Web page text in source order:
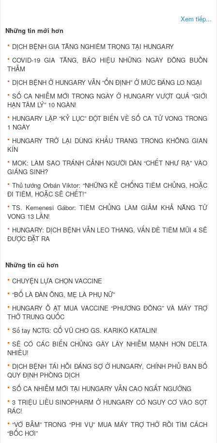
Xem tiếp...
Những tin mới hơn
DỊCH BỆNH GIA TĂNG NGHIÊM TRỌNG TẠI HUNGARY
COVID-19 GIA TĂNG, BÁO HIỆU NHỮNG NGÀY ĐÔNG BUỒN
THẢM
DỊCH BỆNH Ở HUNGARY VẪN “ỔN ĐỊNH” Ở MỨC ĐÁNG LO NGẠI
SỐ CA NHIỄM MỚI TRONG NGÀY Ở HUNGARY VƯỢT QUÁ “GIỚI
HẠN TÂM LÝ” 10 NGÀN!
HUNGARY LẬP “KỶ LỤC” ĐỘT BIẾN VỀ SỐ CA TỬ VONG TRONG
1 NGÀY
HUNGARY TRỞ LẠI DÙNG KHẨU TRANG TRONG KHÔNG GIAN
KÍN
MOK: LÀM SAO TRÁNH CẢNH NGƯỜI DÂN “CHẾT NHƯ RẠ” VÀO
GIÁNG SINH?
Thủ tướng Orbán Viktor: “NHỮNG KẺ CHỐNG TIÊM CHỦNG, HOẶC
ĐI TIÊM, HOẶC SẼ CHẾT!”
TS. Kemenesi Gábor: TIÊM CHỦNG LÀM GIẢM KHẢ NĂNG TỬ
VONG 13 LẦN!
HUNGARY: DỊCH BỆNH VẪN LEO THANG, VẤN ĐỀ TIÊM MŨI 4 SẼ
ĐƯỢC ĐẶT RA
Những tin cũ hơn
CHUYỆN LỰA CHỌN VACCINE
“BỐ LÀ ĐÀN ÔNG, MẸ LÀ PHỤ NỮ”
HUNGARY Ồ ẠT MUA VACCINE “PHƯƠNG ĐÔNG” VÀ MÁY TRỢ
THỞ TRUNG QUỐC
Sổ tay NCTG: CỔ VŨ CHO GS. KARIKÓ KATALIN!
SẼ CÓ CÁC BIẾN CHỦNG GÂY LÂY NHIỄM MẠNH HƠN DELTA
NHIỀU!
DỊCH BỆNH TÁI HỒI ĐÁNG SỢ Ở HUNGARY, CHÍNH PHỦ BAN BỐ
QUY ĐỊNH PHÒNG DỊCH
SỐ CA NHIỄM MỚI TẠI HUNGARY VẪN CAO NGẤT NGƯỞNG
3 TRIỆU LIỀU SINOPHARM Ở HUNGARY CÓ NGUY CƠ VÀO SỌT
RÁC!
“VỚ BẪM” TRONG “PHI VỤ” MUA MÁY TRỢ THỞ RỒI TÌM CÁCH
“BỐC HƠI”